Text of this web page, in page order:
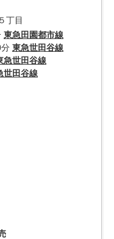
丁目
東急田園都市線
東急世田谷線
急世田谷線
世田谷線